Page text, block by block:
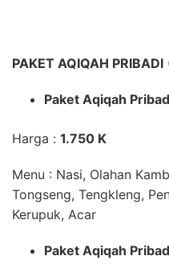
PAKET AQIQAH PRIBADI
Paket Aqiqah
Harga : 1.750 K
Menu : Nasi, Olahan
Tongseng, Tengkleng,
Kerupuk, Acar
Paket Aqiqah